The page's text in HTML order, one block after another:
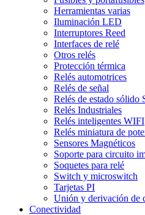
Herramientas varias
Iluminación LED
Interruptores Reed
Interfaces de relé
Otros relés
Protección térmica
Relés automotrices
Relés de señal
Relés de estado sólido
Relés Industriales
Relés inteligentes WIFI
Relés miniatura de
Sensores Magnéticos
Soporte para circuito
Soquetes para relé
Switch y microswitch
Tarjetas PI
Unión y derivación de
Conectividad